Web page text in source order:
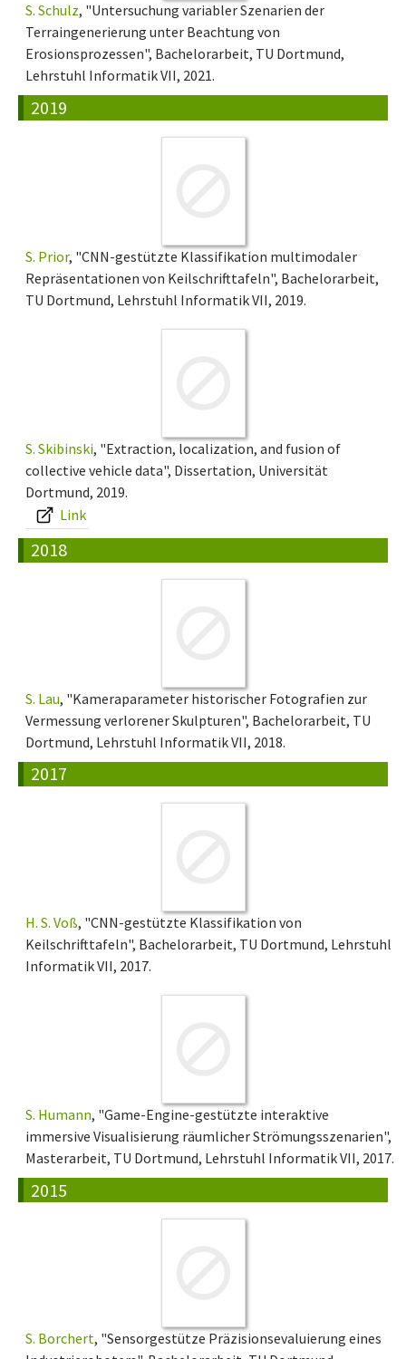
S. Schulz, "Untersuchung variabler Szenarien der
Terraingenerierung unter Beachtung von
Erosionsprozessen", Bachelorarbeit, TU Dortmund,
Lehrstuhl Informatik VII, 2021.
2019
S. Prior, "CNN-gestützte Klassifikation multimodaler
Repräsentationen von Keilschrifttafeln", Bachelorarbeit,
TU Dortmund, Lehrstuhl Informatik VII, 2019.
S. Skibinski, "Extraction, localization, and fusion of
collective vehicle data", Dissertation, Universität
Dortmund, 2019.
Link
2018
S. Lau, "Kameraparameter historischer Fotografien zur
Vermessung verlorener Skulpturen", Bachelorarbeit, TU
Dortmund, Lehrstuhl Informatik VII, 2018.
2017
H. S. Voß, "CNN-gestützte Klassifikation von
Keilschrifttafeln", Bachelorarbeit, TU Dortmund, Lehrstuhl
Informatik VII, 2017.
S. Humann, "Game-Engine-gestützte interaktive
immersive Visualisierung räumlicher Strömungsszenarien",
Masterarbeit, TU Dortmund, Lehrstuhl Informatik VII, 2017.
2015
S. Borchert, "Sensorgestütze Präzisionsevaluierung eines